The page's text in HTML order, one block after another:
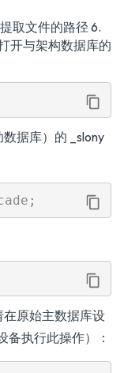
取文件的路径 6.
开与架构数据库的
据库）的 _slony
原始主数据库设
备执行此操作）：